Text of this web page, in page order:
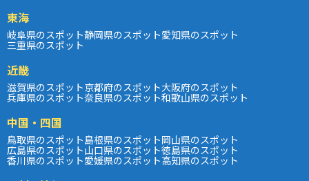
東海
岐阜県のスポット静岡県のスポット愛知県のスポット
三重県のスポット
近畿
滋賀県のスポット京都府のスポット大阪府のスポット
兵庫県のスポット奈良県のスポット和歌山県のスポット
中国・四国
鳥取県のスポット島根県のスポット岡山県のスポット
広島県のスポット山口県のスポット徳島県のスポット
香川県のスポット愛媛県のスポット高知県のスポット